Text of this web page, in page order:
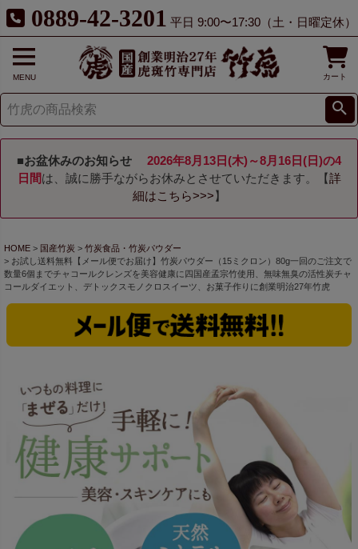
0889-42-3201 平日 9:00〜17:30（土・日曜定休）
MENU カート
■お盆休みのお知らせ
2026年8月13日(木)～8月16日(日)の4
日間は、誠に勝手ながらお休みとさせていただきます。【詳
細はこちら>>> 】
HOME 国産竹炭
竹炭食品・竹炭パウダー
お試し送料無料【メール便でお届け】竹炭パウダー（15ミクロン）80g一回のご注文で
数量6個までチャコールクレンズを美容健康に四国産孟宗竹使用、無味無臭の活性炭チャ
コールダイエット、デトックスモノクロスイーツ、お菓子作りに創業明治27年竹虎